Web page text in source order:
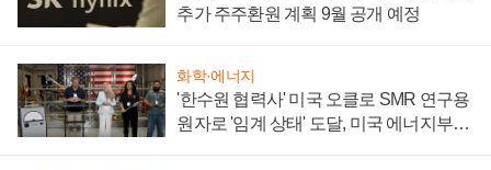
추가 주주환원 계획 9월 공개 예정
화학·에너지
'한수원 협력사' 미국 오클로 SMR 연구용
원자로 '임계 상태' 도달, 미국 에너지부